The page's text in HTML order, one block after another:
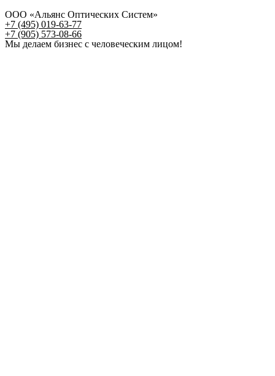
ООО «Альянс Оптических Систем»
+7 (495) 019-63-77
+7 (905) 573-08-66
Мы делаем бизнес с человеческим лицом!